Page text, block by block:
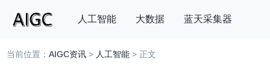
人工智能 大数据 蓝天采集器
搜索
当前位置：AIGC资讯 > 人工智能 > 正文